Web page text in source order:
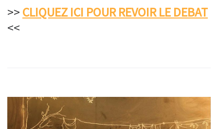
>> CLIQUEZ ICI POUR REVOIR LE DEBAT
<<